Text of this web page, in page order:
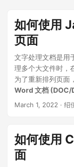
a
o
n
如何使用
页面
文字处理文档是用
理多个大文件时，
为了重新排列页面
Word 文档 (DOC/
March 1, 2022 · 绍
如何使用
面